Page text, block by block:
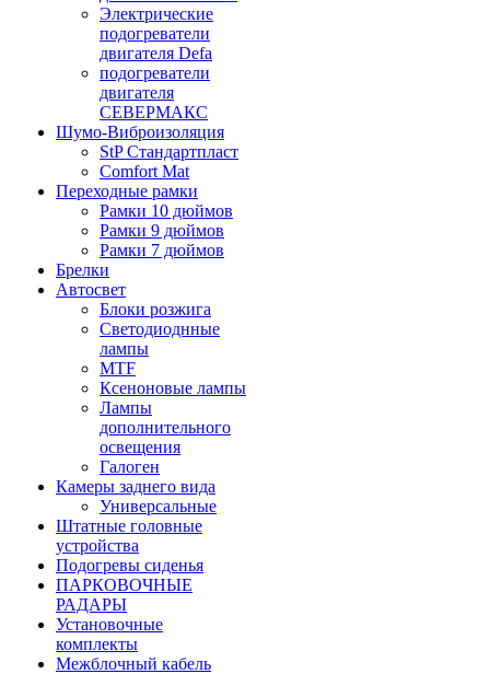
Электрические
подогреватели
двигателя Defa
подогреватели
двигателя
СЕВЕРМАКС
Шумо-Виброизоляция
StP Стандартпласт
Comfort Mat
Переходные рамки
Рамки 10 дюймов
Рамки 9 дюймов
Рамки 7 дюймов
Брелки
Автосвет
Блоки розжига
Светодиоднные
лампы
MTF
Ксеноновые лампы
Лампы
дополнительного
освещения
Галоген
Камеры заднего вида
Универсальные
Штатные головные
устройства
Подогревы сиденья
ПАРКОВОЧНЫЕ
РАДАРЫ
Установочные
комплекты
Межблочный кабель